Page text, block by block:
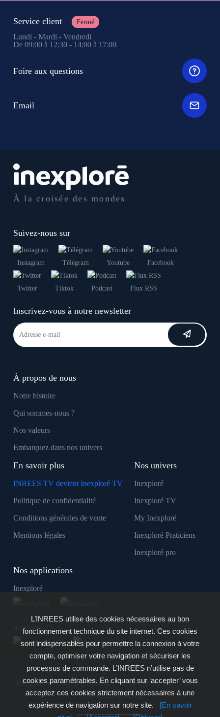
À la croisée des mondes
Suivez-nous sur
Instagram Télégram Youtube Facebook
Twitter Tiktok Podcast Flux RSS
Inscrivez-vous à notre newsletter
À propos de nous
Notre histoire
Qui sommes-nous ?
Nos valeurs
Embarquez dans nos univers
En savoir plus
INREES TV devient Inexploré TV
Politique de confidentialité
Conditions générales de vente
Mentions légales
Nos univers
Inexploré
Inexploré TV
My Inexploré
Inexploré Praticiens
Inexploré pro
Nos applications
Inexploré
Inexploré TV
Inexploré est édité par INREES - Copyright © 2007 - 2026 -
Tous droits réservés
Service client Fermé
Lundi - Mardi - Vendredi
De 09:00 à 12:30 - 14:00 à 17:00
Foire aux questions
Email
L’INREES utilise des cookies nécessaires au bon
fonctionnement technique du site internet. Ces cookies
sont indispensables pour permettre la connexion à votre
compte, optimiser votre navigation et sécuriser les
processus de commande. L’INREES n’utilise pas de
cookies paramétrables. En cliquant sur ‘accepter’ vous
acceptez ces cookies strictement nécessaires à une
expérience de navigation sur notre site.
[En savoir